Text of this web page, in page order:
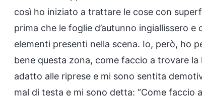
così ho iniziato a trattare le cose con
prima che le foglie d’autunno ingiallissero
elementi presenti nella scena. Io, però, ho
bene questa zona, come faccio a trovare
adatto alle riprese e mi sono sentita
mal di testa e mi sono detta: “Come faccio